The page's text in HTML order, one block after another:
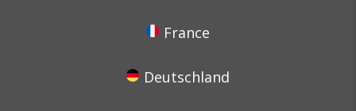
France
Deutschland